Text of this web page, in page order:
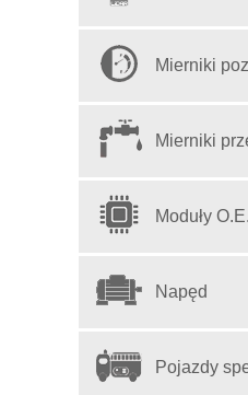
Mierniki
Mierniki
Moduły
Napęd
Pojazdy